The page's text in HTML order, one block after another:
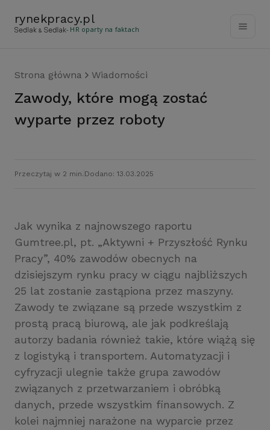
rynekpracy.pl
- HR oparty na faktach
Strona główna Wiadomości
Zawody, które mogą zostać
wyparte przez roboty
Przeczytaj w 2 min. Dodano: 13.03.2025
Jak wynika z najnowszego raportu
Gumtree.pl, pt. „Aktywni + Przyszłość Rynku
Pracy”, 40% zawodów obecnych na
dzisiejszym rynku pracy w ciągu najbliższych
25 lat zostanie zastąpiona przez maszyny.
Zawody te związane są przede wszystkim z
prostą pracą biurową, ale jak podkreślają
autorzy badania również takie, które wiążą się
z logistyką i transportem. Automatyzacji i
cyfryzacji ulegnie także grupa zawodów
związanych z przetwarzaniem i obróbką
danych, przede wszystkim finansowych. Z
kolei najmniej narażone na wyparcie przez